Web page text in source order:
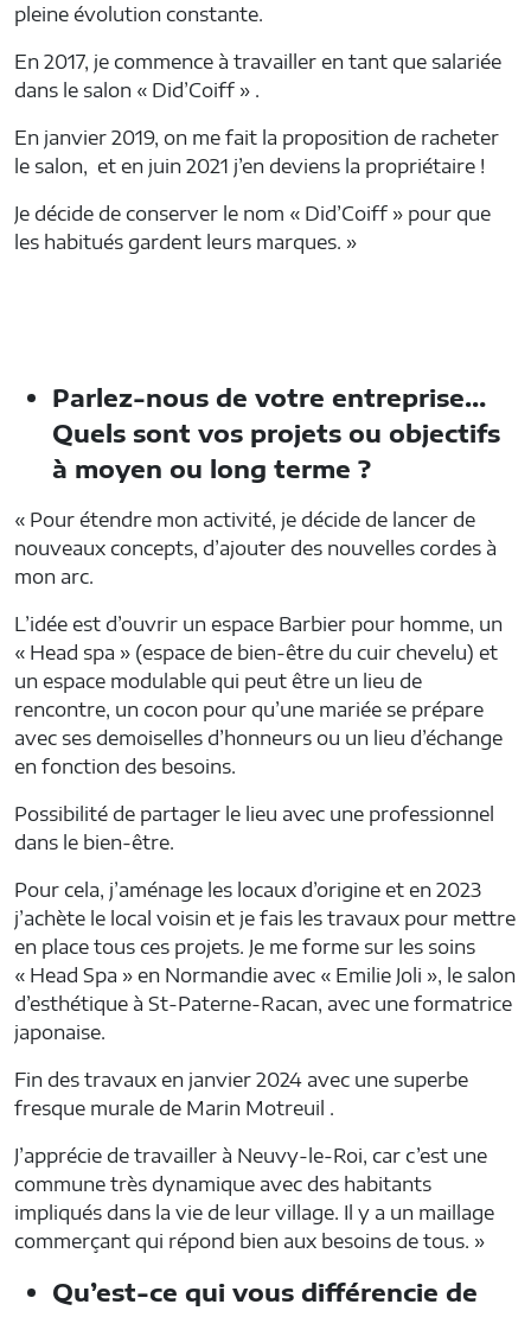
pleine évolution constante.
En 2017, je commence à travailler en tant que salariée
dans le salon « Did’Coiff » .
En janvier 2019, on me fait la proposition de racheter
le salon, et en juin 2021 j’en deviens la propriétaire !
Je décide de conserver le nom « Did’Coiff » pour que
les habitués gardent leurs marques. »
Parlez-nous de votre entreprise…
Quels sont vos projets ou objectifs
à moyen ou long terme ?
« Pour étendre mon activité, je décide de lancer de
nouveaux concepts, d’ajouter des nouvelles cordes à
mon arc.
L’idée est d’ouvrir un espace Barbier pour homme, un
« Head spa » (espace de bien-être du cuir chevelu) et
un espace modulable qui peut être un lieu de
rencontre, un cocon pour qu’une mariée se prépare
avec ses demoiselles d’honneurs ou un lieu d’échange
en fonction des besoins.
Possibilité de partager le lieu avec une professionnel
dans le bien-être.
Pour cela, j’aménage les locaux d’origine et en 2023
j’achète le local voisin et je fais les travaux pour mettre
en place tous ces projets. Je me forme sur les soins
« Head Spa » en Normandie avec « Emilie Joli », le salon
d’esthétique à St-Paterne-Racan, avec une formatrice
japonaise.
Fin des travaux en janvier 2024 avec une superbe
fresque murale de Marin Motreuil .
J’apprécie de travailler à Neuvy-le-Roi, car c’est une
commune très dynamique avec des habitants
impliqués dans la vie de leur village. Il y a un maillage
commerçant qui répond bien aux besoins de tous. »
Qu’est-ce qui vous différencie de